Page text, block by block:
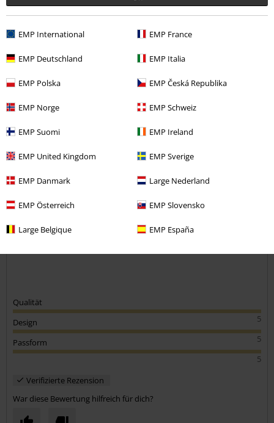
EMP International EMP France
EMP Deutschland EMP Italia
EMP Polska EMP Česká Republika
EMP Norge EMP Schweiz
EMP Suomi EMP Ireland
EMP United Kingdom EMP Sverige
EMP Danmark Large Nederland
EMP Österreich EMP Slovensko
Large Belgique EMP España
Verifizierte Rezension
Kommentieren
Kommentar jetzt abschicken!
19 Bewertungen
Geschrieben am: Mittwoch, 03.06.2020
Körpergröße in Meter: 1.62
Bikini Hose
Tolles Teil, super Design und hervorragende Passform, welche auch
Qualität
5
Design
5
Passform
5
Verifizierte Rezension
War diese Bewertung hilfreich für dich?